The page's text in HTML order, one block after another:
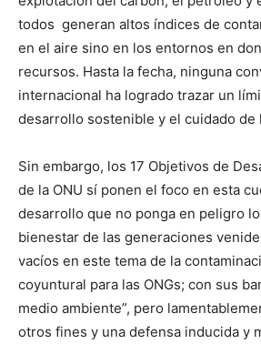
todos generan altos índices de
en el aire sino en los entornos en
recursos. Hasta la fecha, ninguna
internacional ha logrado trazar un
desarrollo sostenible y el cuidado de
Sin embargo, los 17 Objetivos de
de la ONU sí ponen el foco en esta
desarrollo que no ponga en peligro
bienestar de las generaciones
vacíos en este tema de la
coyuntural para las ONGs; con sus
medio ambiente”, pero
otros fines y una defensa inducida y